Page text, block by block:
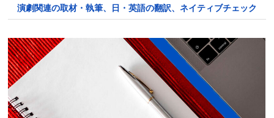
演劇関連の取材・執筆、日・英語の翻訳、ネイティブチェック